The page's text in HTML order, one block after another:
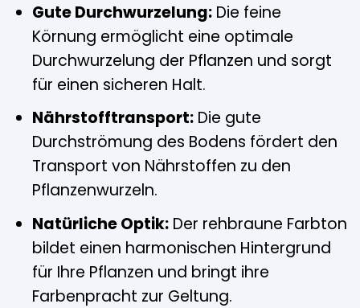
Gute Durchwurzelung:Die feine
Körnung ermöglicht eine optimale
Durchwurzelung der Pflanzen und sorgt
für einen sicheren Halt.
Nährstofftransport:Die gute
Durchströmung des Bodens fördert den
Transport von Nährstoffen zu den
Pflanzenwurzeln.
Natürliche Optik:Der rehbraune Farbton
bildet einen harmonischen Hintergrund
für Ihre Pflanzen und bringt ihre
Farbenpracht zur Geltung.